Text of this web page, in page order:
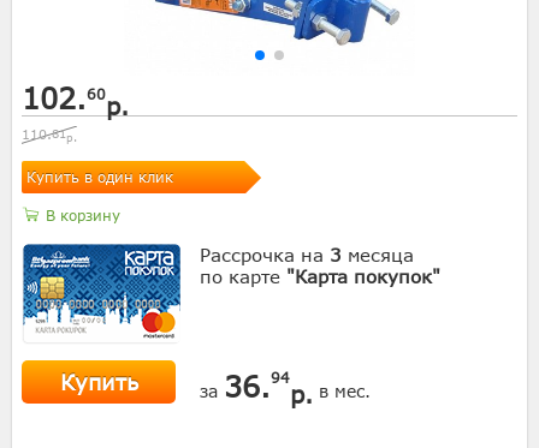
102.60р.
110.81р.
Купить в один клик
В корзину
Рассрочка на 3 месяца
по карте "Карта покупок"
Купить за 36.94
р. в мес.